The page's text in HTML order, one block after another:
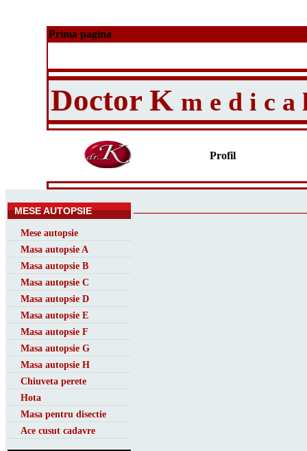
Prima pagina
Doctor K m e d i c a
Profil
MESE AUTOPSIE
Mese autopsie
Masa autopsie A
Masa autopsie B
Masa autopsie C
Masa autopsie D
Masa autopsie E
Masa autopsie F
Masa autopsie G
Masa autopsie H
Chiuveta perete
Hota
Masa pentru disectie
Ace cusut cadavre